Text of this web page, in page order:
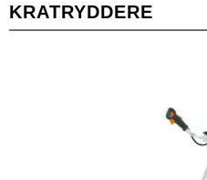
KRATRYDDERE